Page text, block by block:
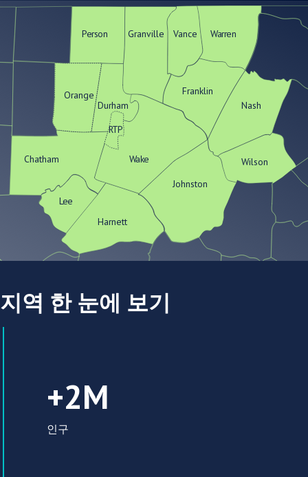
Chatham
Durham
Franklin
Granville
Harnett
Johnston
Lee
Nash
Person
Wake
Warren
Wilson
RTP
Orange
Vance
지역 한 눈에 보기
+2M
인구
2 000 000 인구